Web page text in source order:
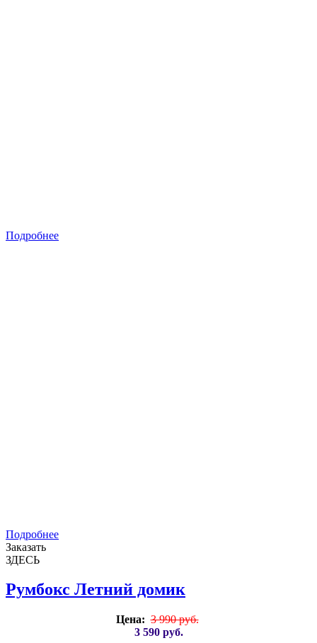
Подробнее
Подробнее
Заказать
ЗДЕСЬ
Румбокс Летний домик
Цена: 3 990 руб.
3 590 руб.